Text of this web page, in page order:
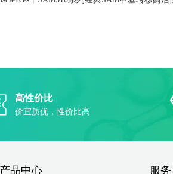
高性价比
价宜质优，性价比高
产品中心 服